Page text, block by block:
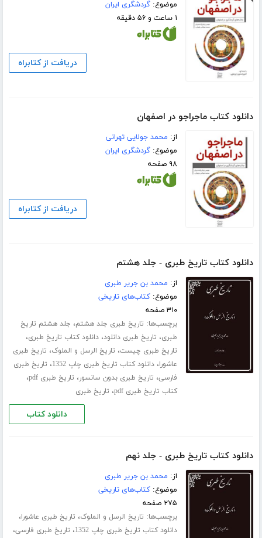
موضوع:گردشگری ایران
۱ ساعت و ۵۶ دقیقه
دریافت از کتابراه
دانلود کتاب ماجراجو در اصفهان
از: محمد جولایی تهرانی
موضوع:گردشگری ایران
۹۸ صفحه
دریافت از کتابراه
دانلود کتاب تاریخ طبری - جلد هشتم
از: محمد بن جریر طبری
موضوع:کتاب‌های تاریخی
۳۱۰ صفحه
برچسب‌ها: تاریخ طبری جلد هشتم، جلد هشتم تاریخ
طبری، تاریخ طبری دانلود،دانلود کتاب تاریخ طبری،
تاریخ طبری چیست، تاریخ الرسل و الملوک، تاریخ طبری
عاشورا،دانلود کتاب تاریخ طبری چاپ 1352 ، تاریخ طبری
فارسی، تاریخ طبری بدون سانسور، تاریخ طبری pdf ،
کتاب تاریخ طبری pdf ، تاریخ طبری
دانلود کتاب
دانلود کتاب تاریخ طبری - جلد نهم
از: محمد بن جریر طبری
موضوع:کتاب‌های تاریخی
۲۷۵ صفحه
برچسب‌ها: تاریخ الرسل و الملوک، تاریخ طبری عاشورا،
دانلود کتاب تاریخ طبری چاپ 1352 ، تاریخ طبری فارسی،